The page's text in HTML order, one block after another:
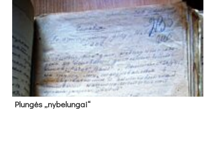
Plun­gės „ny­be­lun­gai“